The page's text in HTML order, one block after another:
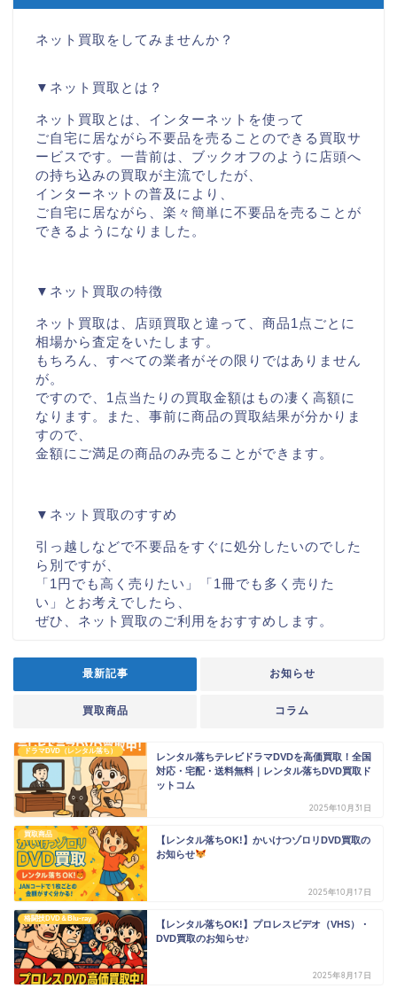
ネット買取をしてみませんか？
▼ネット買取とは？
ネット買取とは、インターネットを使って
ご自宅に居ながら不要品を売ることのできる買取サ
ービスです。一昔前は、ブックオフのように店頭へ
の持ち込みの買取が主流でしたが、
インターネットの普及により、
ご自宅に居ながら、楽々簡単に不要品を売ることが
できるようになりました。
▼ネット買取の特徴
ネット買取は、店頭買取と違って、商品1点ごとに
相場から査定をいたします。
もちろん、すべての業者がその限りではありません
が。
ですので、1点当たりの買取金額はもの凄く高額に
なります。また、事前に商品の買取結果が分かりま
すので、
金額にご満足の商品のみ売ることができます。
▼ネット買取のすすめ
引っ越しなどで不要品をすぐに処分したいのでした
ら別ですが、
「1円でも高く売りたい」「1冊でも多く売りた
い」とお考えでしたら、
ぜひ、ネット買取のご利用をおすすめします。
最新記事 お知らせ
買取商品 コラム
ドラマDVD（レンタル落ち）
レンタル落ちテレビドラマDVDを高価買取！全国
対応・宅配・送料無料｜レンタル落ちDVD買取ド
ットコム
2025年10月31日
買取商品
【レンタル落ちOK!】かいけつゾロリDVD買取の
お知らせ
2025年10月17日
格闘技DVD＆Blu-ray
【レンタル落ちOK!】プロレスビデオ（VHS）・
DVD買取のお知らせ♪
2025年8月17日